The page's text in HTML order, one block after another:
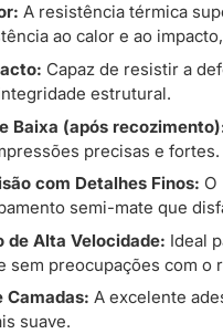
A resistência térmica
ao calor e ao
Capaz de resistir a
estrutural.
Baixa (após
precisas e fortes.
com Detalhes Finos: O
semi-mate que
de Alta Velocidade: Ideal
sem preocupações com o
Camadas: A excelente
suave.